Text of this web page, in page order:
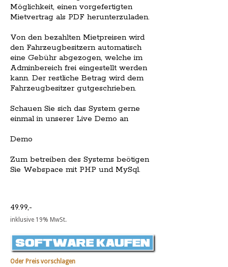
Möglichkeit, einen vorgefertigten
Mietvertrag als PDF herunterzuladen.
Von den bezahlten Mietpreisen wird
den Fahrzeugbesitzern automatisch
eine Gebühr abgezogen, welche im
Adminbereich frei eingestellt werden
kann. Der restliche Betrag wird dem
Fahrzeugbesitzer gutgeschrieben.
Schauen Sie sich das System gerne
einmal in unserer Live Demo an
Demo
Zum betreiben des Systems beötigen
Sie Webspace mit PHP und MySql.
49.99,-
inklusive 19% MwSt.
Oder Preis vorschlagen